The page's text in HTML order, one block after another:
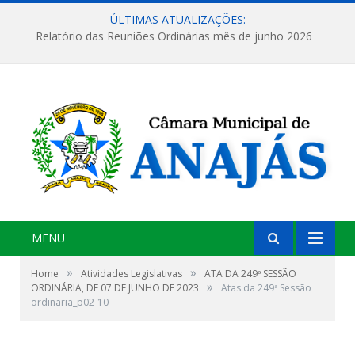
ÚLTIMAS ATUALIZAÇÕES:
Relatório das Reuniões Ordinárias mês de junho 2026
MENU
Home » Atividades Legislativas »
ATA DA 249ª SESSÃO
ORDINÁRIA, DE 07 DE JUNHO DE 2023
»
Atas da 249ª Sessão
ordinaria_p02-10